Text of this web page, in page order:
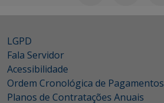
LGPD
Fala Servidor
Acessibilidade
Ordem Cronológica de Pagamentos
Planos de Contratações Anuais